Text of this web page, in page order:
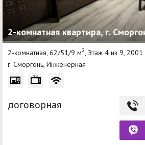
2-комнатная квартира, г.
2-комнатная, 62/51/9 м2 , Этаж 4 из 9, 2001
г. Сморгонь, Инженерная
договорная